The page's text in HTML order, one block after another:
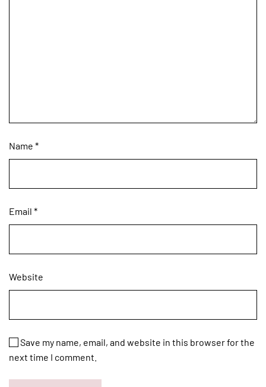
Name *
Email *
Website
Save my name, email, and website in this browser for the
next time I comment.